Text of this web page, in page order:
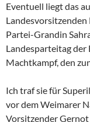
Eventuell liegt das
Partei-Grandin
Landesparteitag der
Machtkampf, den
Ich traf sie für
vor dem Weimarer
Vorsitzender